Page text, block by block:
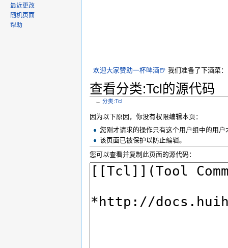
欢迎大家赞助一杯啤酒🍺 我们准备了下酒菜：
查看分类:Tcl的源代码
← 分类:Tcl
因为以下原因，你没有权限编辑本页：
您刚才请求的操作只有这个用户组中的用
该页面已被保护以防止编辑。
您可以查看并复制此页面的源代码：
最近更改
随机页面
帮助